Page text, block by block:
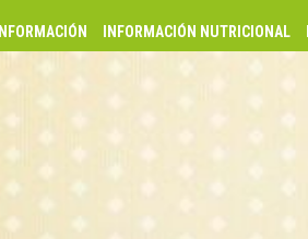
INFORMACIÓN INFORMACIÓN NUTRICIONAL